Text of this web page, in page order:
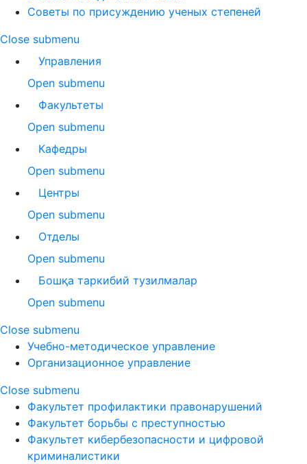
Советы по присуждению ученых степеней
Close submenu
Управления
Open submenu
Факультеты
Open submenu
Кафедры
Open submenu
Центры
Open submenu
Отделы
Open submenu
Бошқа таркибий тузилмалар
Open submenu
Close submenu
Учебно-методическое управление
Организационное управление
Close submenu
Факультет профилактики правонарушений
Факультет борьбы с преступностью
Факультет кибербезопасности и цифровой
криминалистики